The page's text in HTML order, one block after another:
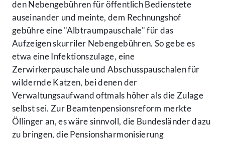
den Nebengebühren für öffentlich Bedienstete
auseinander und meinte, dem Rechnungshof
gebühre eine "Albtraumpauschale" für das
Aufzeigen skurriler Nebengebühren. So gebe es
etwa eine Infektionszulage, eine
Zerwirkerpauschale und Abschusspauschalen für
wildernde Katzen, bei denen der
Verwaltungsaufwand oftmals höher als die Zulage
selbst sei. Zur Beamtenpensionsreform merkte
Öllinger an, es wäre sinnvoll, die Bundesländer dazu
zu bringen, die Pensionsharmonisierung